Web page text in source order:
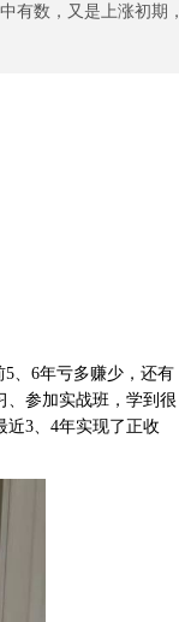
有数，又是上涨初期，
、6年亏多赚少，还有
、参加实战班，学到很
3、4年实现了正收